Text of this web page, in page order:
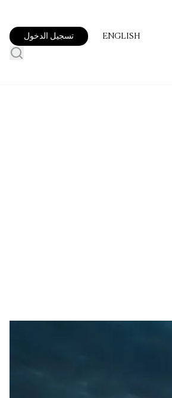
ENGLISH تسجيل الدخول